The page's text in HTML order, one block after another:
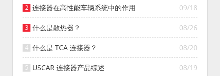
09/18
连接器在高性能车辆系统中的作用
08/26
什么是散热器？
08/20
什么是 TCA 连接器？
08/19
USCAR 连接器产品综述